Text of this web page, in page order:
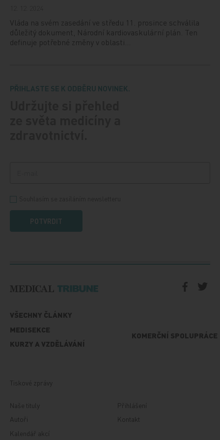
Vláda na svém zasedání ve středu 11. prosince schválila
důležitý dokument, Národní kardiovaskulární plán. Ten
definuje potřebné změny v oblasti…
PŘIHLASTE SE K ODBĚRU NOVINEK.
POTVRDIT
VŠECHNY ČLÁNKY
MEDISEKCE
KURZY A VZDĚLÁVÁNÍ
KOMERČNÍ SPOLUPRÁCE
Tiskové zprávy
Naše tituly
Autoři
Kalendář akcí
Přihlášení
Kontakt